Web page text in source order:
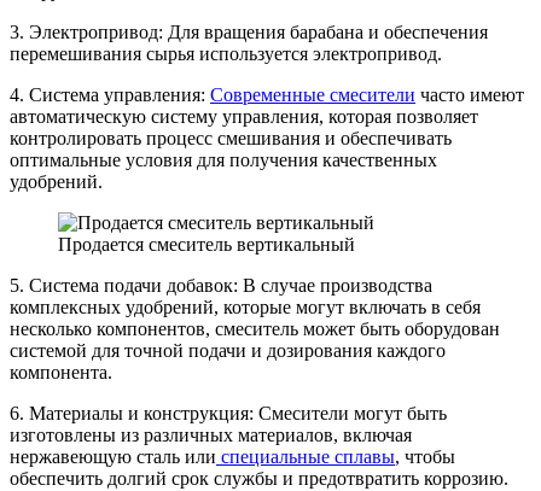
3. Электропривод: Для вращения барабана и обеспечения
перемешивания сырья используется электропривод.
4. Система управления: Современные смесители часто имеют
автоматическую систему управления, которая позволяет
контролировать процесс смешивания и обеспечивать
оптимальные условия для получения качественных
удобрений.
Продается смеситель вертикальный
5. Система подачи добавок: В случае производства
комплексных удобрений, которые могут включать в себя
несколько компонентов, смеситель может быть оборудован
системой для точной подачи и дозирования каждого
компонента.
6. Материалы и конструкция: Смесители могут быть
изготовлены из различных материалов, включая
нержавеющую сталь или специальные сплавы, чтобы
обеспечить долгий срок службы и предотвратить коррозию.